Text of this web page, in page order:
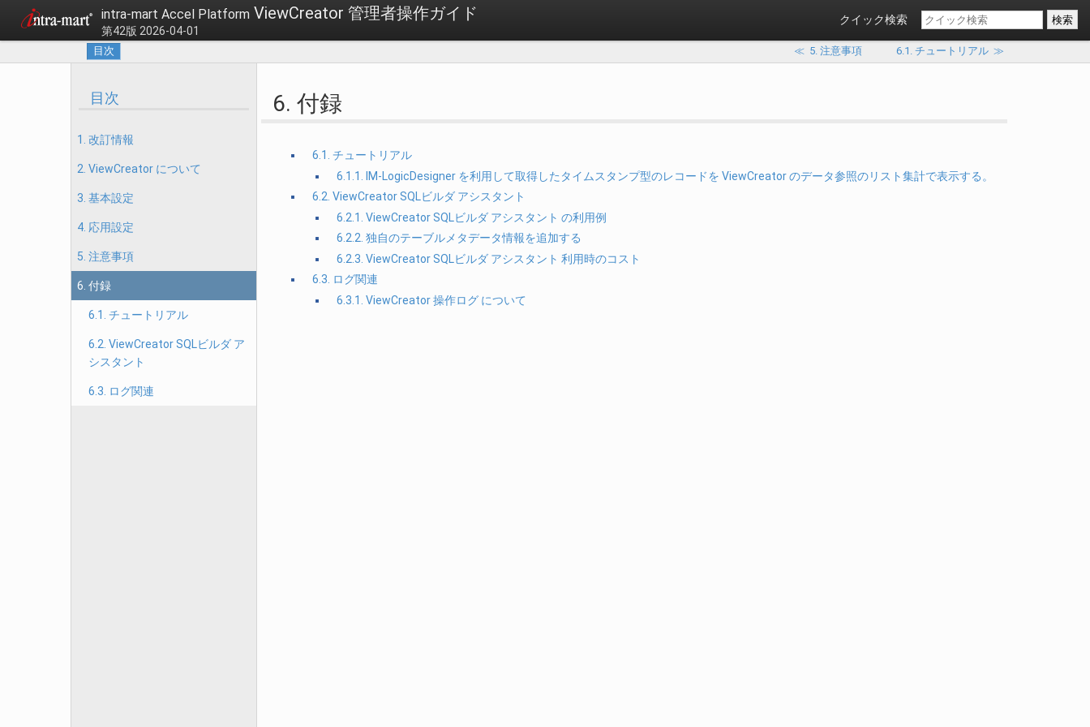
intra-mart Accel Platform ViewCreator 管理者操作ガイド
第42版 2026-04-01
クイック検索
目次 ≪ 5. 注意事項 6.1. チュートリアル≫
目次
1. 改訂情報
2. ViewCreator について
3. 基本設定
4. 応用設定
5. 注意事項
6. 付録
6.1. チュートリアル
6.2. ViewCreator SQLビルダ ア
シスタント
6.3. ログ関連
6. 付録
6.1. チュートリアル
6.1.1. IM-LogicDesigner を利用して取得したタイムスタンプ型のレコードを ViewCreator のデータ参照のリスト集計で表示する。
6.2. ViewCreator SQLビルダ アシスタント
6.2.1. ViewCreator SQLビルダ アシスタント の利用例
6.2.2. 独自のテーブルメタデータ情報を追加する
6.2.3. ViewCreator SQLビルダ アシスタント 利用時のコスト
6.3. ログ関連
6.3.1. ViewCreator 操作ログ について